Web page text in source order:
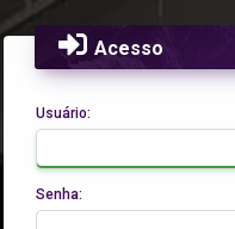
Acesso
Usuário:
Senha: